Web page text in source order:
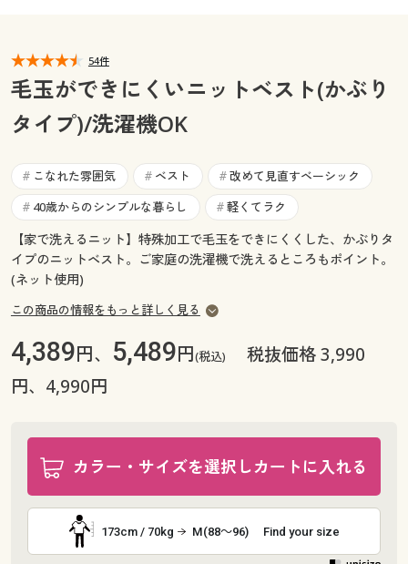
マイページ
閲覧履歴
お気に入り
サポート
ご利用ガイド
よくある質問とお問い合わせ
閲覧履歴
お気に入り
ご利用ガイド
よくある質問とお問い合わせ
54件
毛玉ができにくいニットベスト(かぶり
タイプ)/洗濯機OK
# こなれた雰囲気 # ベスト # 改めて見直すベーシック
# 40歳からのシンプルな暮らし # 軽くてラク
【家で洗えるニット】特殊加工で毛玉をできにくくした、かぶりタ
イプのニットベスト。ご家庭の洗濯機で洗えるところもポイント。
(ネット使用)
この商品の情報をもっと詳しく見る
4,389円、 5,489円(税込)
税抜価格 3,990
円、4,990円
カラー・サイズを選択しカートに入れる
173cm / 70kg M(88～96) Find your size